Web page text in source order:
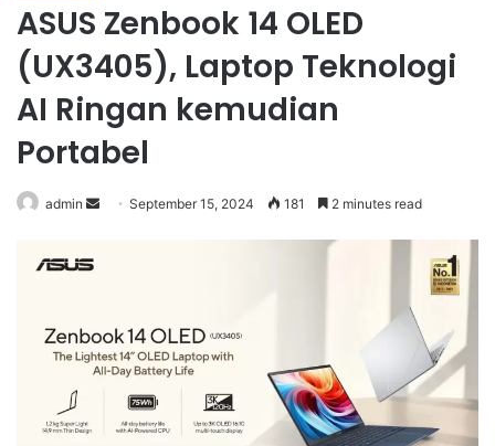
ASUS Zenbook 14 OLED
(UX3405), Laptop Teknologi
AI Ringan kemudian
Portabel
admin
n
e
September 15, 2024 181 2 minutes read